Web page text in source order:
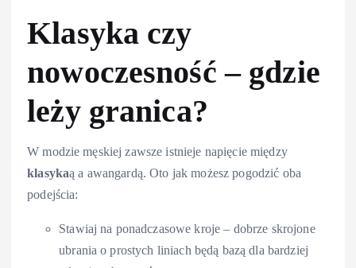
Klasyka czy
nowoczesność – gdzie
leży granica?
W modzie męskiej zawsze istnieje napięcie między
klasykaą a awangardą. Oto jak możesz pogodzić oba
podejścia:
Stawiaj na ponadczasowe kroje – dobrze skrojone
ubrania o prostych liniach będą bazą dla bardziej